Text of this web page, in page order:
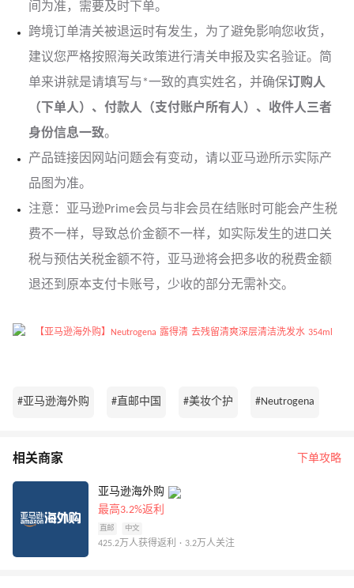
间为准，需要及时下单。
跨境订单清关被退运时有发生，为了避免影响您收货，
建议您严格按照海关政策进行清关申报及实名验证。简
单来讲就是请填写与*一致的真实姓名，并确保订购人
（下单人）、付款人（支付账户所有人）、收件人三者
身份信息一致。
产品链接因网站问题会有变动，请以亚马逊所示实际产
品图为准。
注意：亚马逊Prime会员与非会员在结账时可能会产生税
费不一样，导致总价金额不一样，如实际发生的进口关
税与预估关税金额不符，亚马逊将会把多收的税费金额
退还到原本支付卡账号，少收的部分无需补交。
#亚马逊海外购 #直邮中国 #美妆个护 #Neutrogena
相关商家 下单攻略
亚马逊海外购
最高3.2%返利
直邮 中文
425.2万人获得返利 · 3.2万人关注